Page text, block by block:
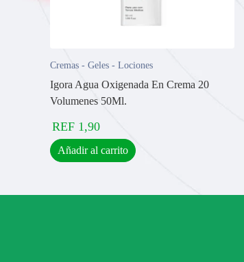
Cremas - Geles - Lociones
Igora Agua Oxigenada En Crema 20
Volumenes 50Ml.
REF 1,90
Añadir al carrito